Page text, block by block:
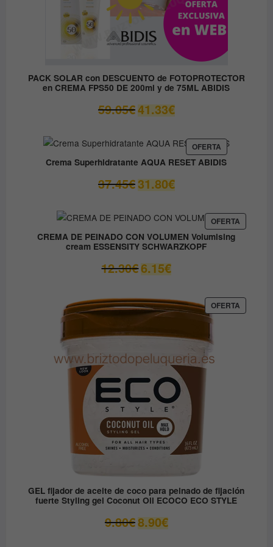
PACK SOLAR con DESCUENTO de FOTOPROTECTOR
en CREMA FPS50 DE 200ml y de 75ML ABIDIS
59.05€ El
precio
era:
59.05€.
41.33€El
precio
es:
41.33€.
OFERTAPRODUCTO
EN
OFERTA
Crema Superhidratante AQUA RESET ABIDIS
37.45€ El
precio
era:
37.45€.
31.80€El
precio
es:
31.80€.
OFERTA
EN
CREMA DE PEINADO CON VOLUMEN Volumising
cream ESSENSITY SCHWARZKOPF
12.30€El
precio
era:
12.30€.
6.15€El
precio
es:
OFERTA
EN
GEL fijador de aceite de coco para peinado de fijación
fuerte Styling gel Coconut Oil ECOCO ECO STYLE
9.80€ El
precio
8.90€El
precio